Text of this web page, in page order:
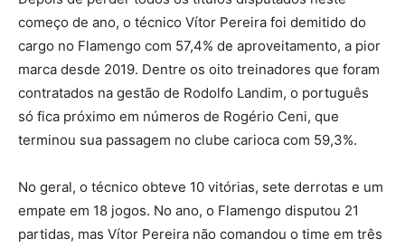
começo de ano, o técnico Vítor Pereira foi demitido do
cargo no Flamengo com 57,4% de aproveitamento, a pior
marca desde 2019. Dentre os oito treinadores que foram
contratados na gestão de Rodolfo Landim, o português
só fica próximo em números de Rogério Ceni, que
terminou sua passagem no clube carioca com 59,3%.
No geral, o técnico obteve 10 vitórias, sete derrotas e um
empate em 18 jogos. No ano, o Flamengo disputou 21
partidas, mas Vítor Pereira não comandou o time em três